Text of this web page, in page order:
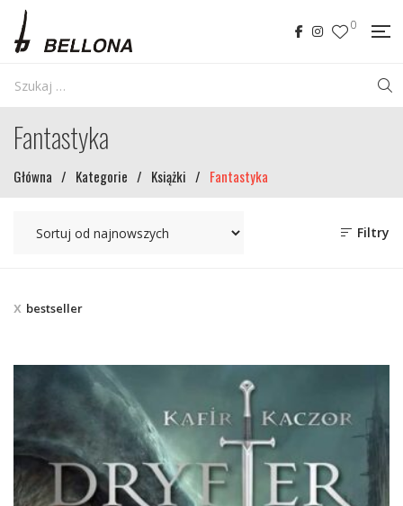
0
Fantastyka
Główna / Kategorie / Książki / Fantastyka
Filtry
bestseller